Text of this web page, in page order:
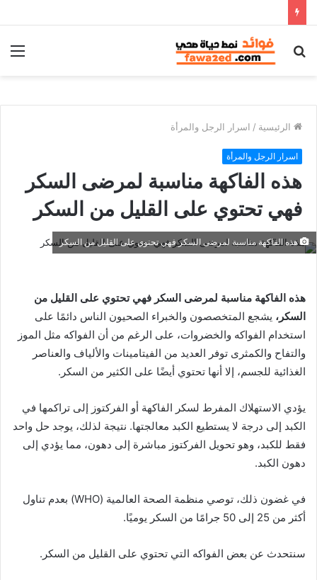
بحث
الرئيسية / اسرار الرجل والمرأة
اسرار الرجل والمرأة
هذه الفاكهة مناسبة لمرضى السكر
فهي تحتوي على القليل من السكر
هذه الفاكهة مناسبة لمرضى السكر فهي تحتوي على القليل من السكر
هذه الفاكهة مناسبة لمرضى السكر فهي تحتوي على القليل من
السكر، يشجع المتخصصون والخبراء الصحيون الناس دائمًا على
استخدام الفواكه والخضروات، على الرغم من أن الفواكه مثل الموز
والتفاح والكمثرى توفر العديد من الفيتامينات والألياف والعناصر
الغذائية للجسم، إلا أنها تحتوي أيضًا على الكثير من السكر.
يؤدي الاستهلاك المفرط لسكر الفاكهة أو الفركتوز إلى تراكمها في
الكبد إلى درجة لا يستطيع الكبد معالجتها. نتيجة لذلك، يوجد حل واحد
فقط للكبد، وهو تحويل الفركتوز مباشرة إلى دهون، مما يؤدي إلى
دهون الكبد.
في غضون ذلك، توصي منظمة الصحة العالمية (WHO) بعدم تناول
أكثر من 25 إلى 50 جرامًا من السكر يوميًا.
سنتحدث عن بعض الفواكه التي تحتوي على القليل من السكر.